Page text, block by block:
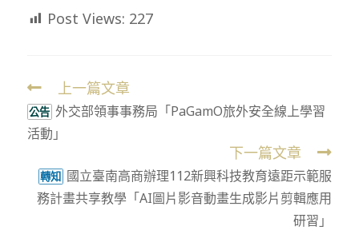
Post Views: 227
Read
more
articles
上一篇文章
公告 外交部領事事務局「PaGamO旅外安全線上學習
活動」
下一篇文章
轉知 國立臺南高商辦理112新興科技教育遠距示範服
務計畫共享教學「AI圖片影音動畫生成影片剪輯應用
研習」